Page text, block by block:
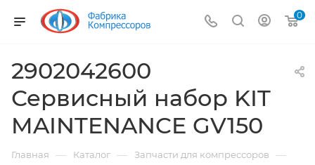
0
2902042600
Сервисный набор KIT
MAINTENANCE GV150
Главная — Каталог — Запчасти для компрессоров —